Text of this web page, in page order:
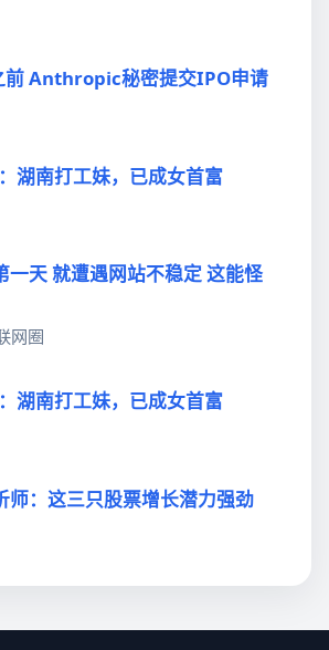
Anthropic秘密提交IPO申请
湖南打工妹，已成女首富
一天 就遭遇网站不稳定 这能怪
网圈
湖南打工妹，已成女首富
师：这三只股票增长潜力强劲